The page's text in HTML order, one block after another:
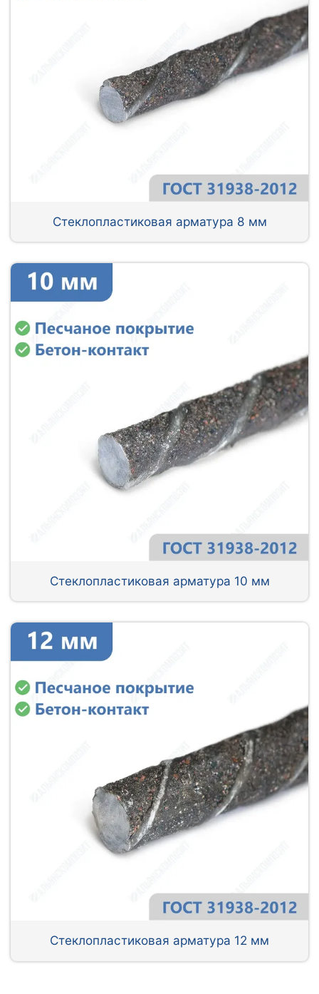
Стеклопластиковая арматура 8 мм
Стеклопластиковая арматура 10 мм
Стеклопластиковая арматура 12 мм